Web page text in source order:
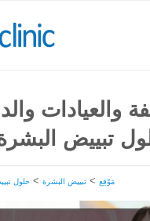
والعيادات
تبييض
مَوْقِع > تبييض البشرة > حلول